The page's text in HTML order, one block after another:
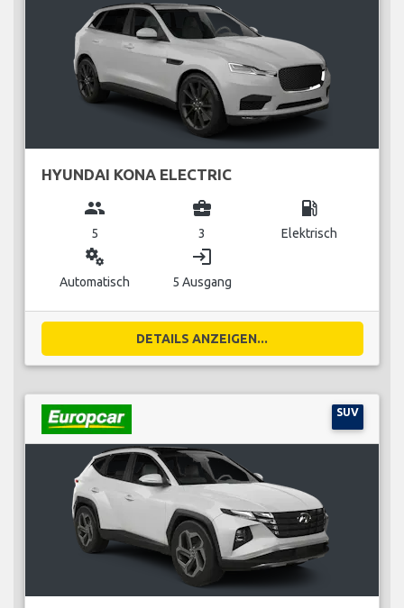
HYUNDAI KONA ELECTRIC
group
5
business_center
3
local_gas_station
Elektrisch
miscellaneous_services
Automatisch
login
5 Ausgang
DETAILS ANZEIGEN...
SUV